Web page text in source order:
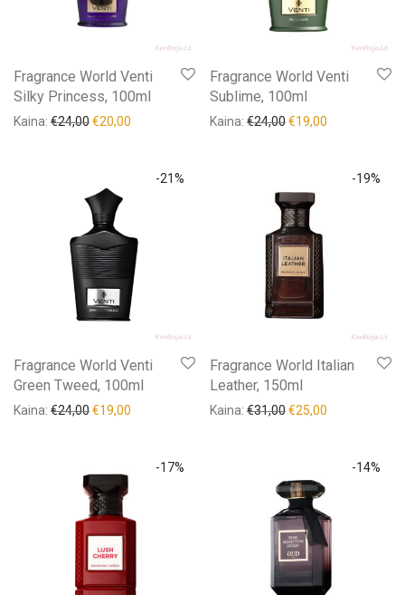
Fragrance World Venti
Silky Princess, 100ml
Kaina: €24,00€20,00
Fragrance World Venti
Sublime, 100ml
Kaina: €24,00€19,00
-21%
Fragrance World Venti
Green Tweed, 100ml
Kaina: €24,00€19,00
-19%
Fragrance World Italian
Leather, 150ml
Kaina: €31,00€25,00
-17% -14%